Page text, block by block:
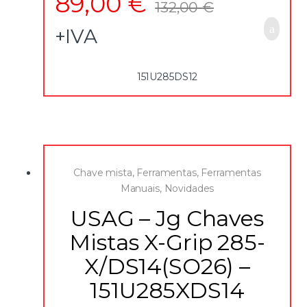
132,00€
+IVA
151U285DS12
Chave mista, Ferramentas, Ferramentas
Manuais, Novidades
USAG – Jg Chaves
Mistas X-Grip 285-
X/DS14(SO26) –
151U285XDS14